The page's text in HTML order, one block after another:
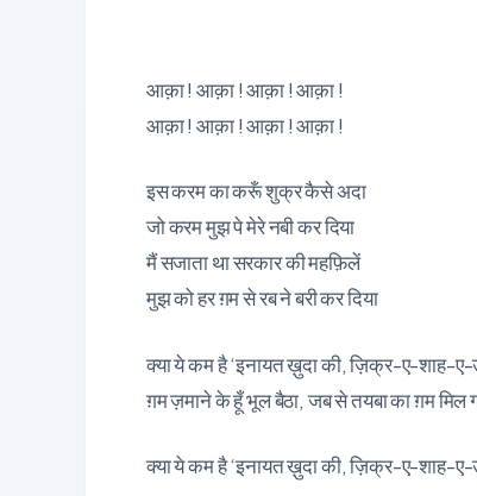
आक़ा ! आक़ा ! आक़ा ! आक़ा !
आक़ा ! आक़ा ! आक़ा ! आक़ा !
इस करम का करूँ शुक्र कैसे अदा
जो करम मुझ पे मेरे नबी कर दिया
मैं सजाता था सरकार की महफ़िलें
मुझ को हर ग़म से रब ने बरी कर दिया
क्या ये कम है ‘इनायत ख़ुदा की, ज़िक्र-ए-शाह-ए-
ग़म ज़माने के हूँ भूल बैठा, जब से तयबा का ग़म मिल
क्या ये कम है ‘इनायत ख़ुदा की, ज़िक्र-ए-शाह-ए-